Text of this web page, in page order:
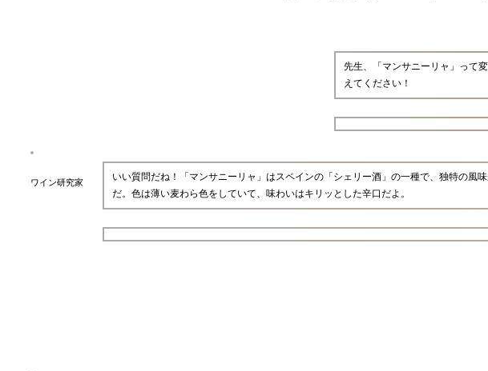
先生、「マンサニーリャ」って
えてください！
ワイン研究家
いい質問だね！「マンサニーリャ」はスペインの「シェリー酒」の一種で、独特の風
だ。色は薄い麦わら色をしていて、味わいはキリッとした辛口だよ。